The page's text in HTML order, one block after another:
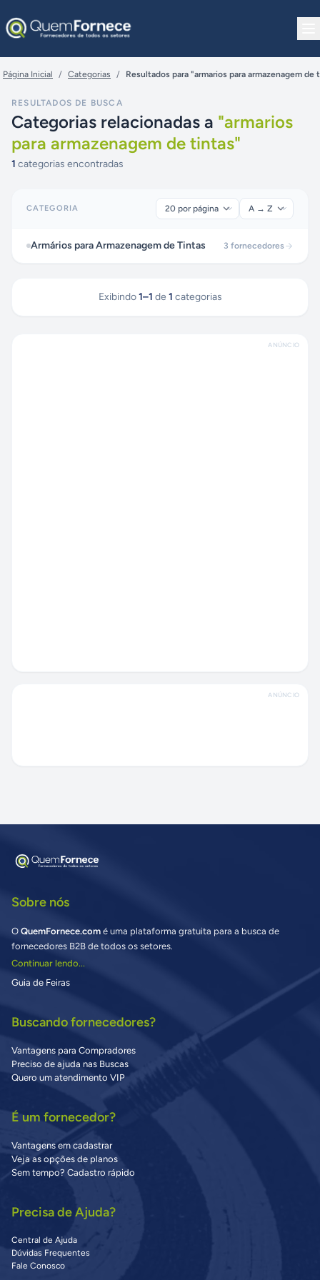
Página Inicial / Categorias / Resultados para "armarios para armazenagem de
RESULTADOS DE BUSCA
Categorias relacionadas a "armarios
para armazenagem de tintas"
1 categorias encontradas
CATEGORIA
Armários para Armazenagem de Tintas 3 fornecedores
Exibindo 1–1 de 1 categorias
ANÚNCIO
ANÚNCIO
Sobre nós
O QuemFornece.com é uma plataforma gratuita para a busca de
fornecedores B2B de todos os setores.
Continuar lendo...
Guia de Feiras
Buscando fornecedores?
Vantagens para Compradores
Preciso de ajuda nas Buscas
Quero um atendimento VIP
É um fornecedor?
Vantagens em cadastrar
Veja as opções de planos
Sem tempo? Cadastro rápido
Precisa de Ajuda?
Central de Ajuda
Dúvidas Frequentes
Fale Conosco